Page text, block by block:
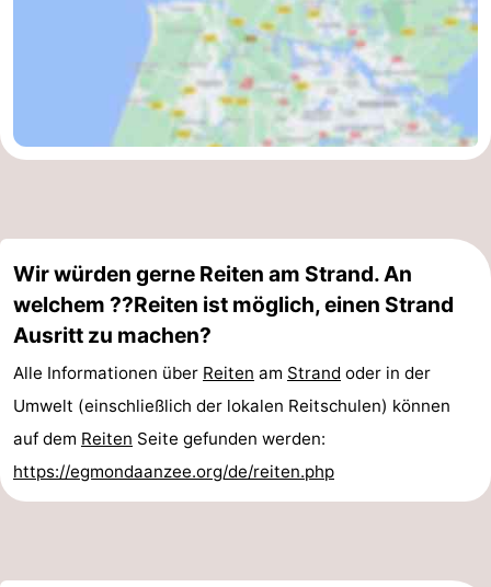
Wir würden gerne Reiten am Strand. An
welchem ??Reiten ist möglich, einen Strand
Ausritt zu machen?
Alle Informationen über Reiten am Strand oder in der
Umwelt (einschließlich der lokalen Reitschulen) können
auf dem Reiten Seite gefunden werden:
https://egmondaanzee.org/de/reiten.php